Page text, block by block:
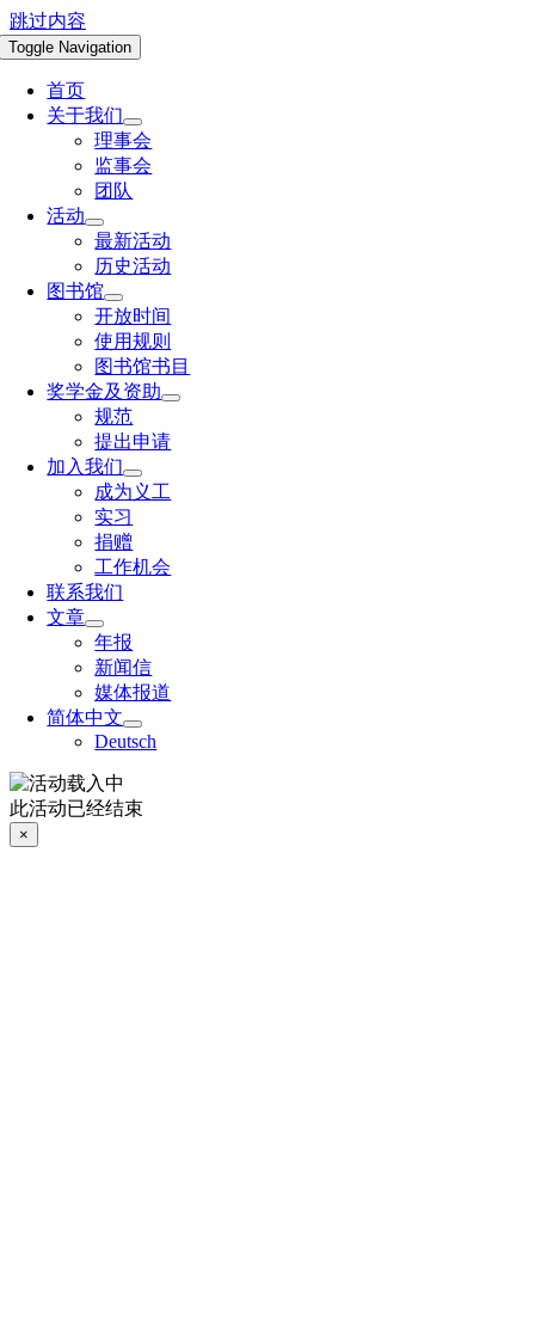
跳过内容
Toggle Navigation
首页
关于我们
理事会
监事会
团队
活动
最新活动
历史活动
图书馆
开放时间
使用规则
图书馆书目
奖学金及资助
规范
提出申请
加入我们
成为义工
实习
捐赠
工作机会
联系我们
文章
年报
新闻信
媒体报道
简体中文
Deutsch
此活动已经结束
×